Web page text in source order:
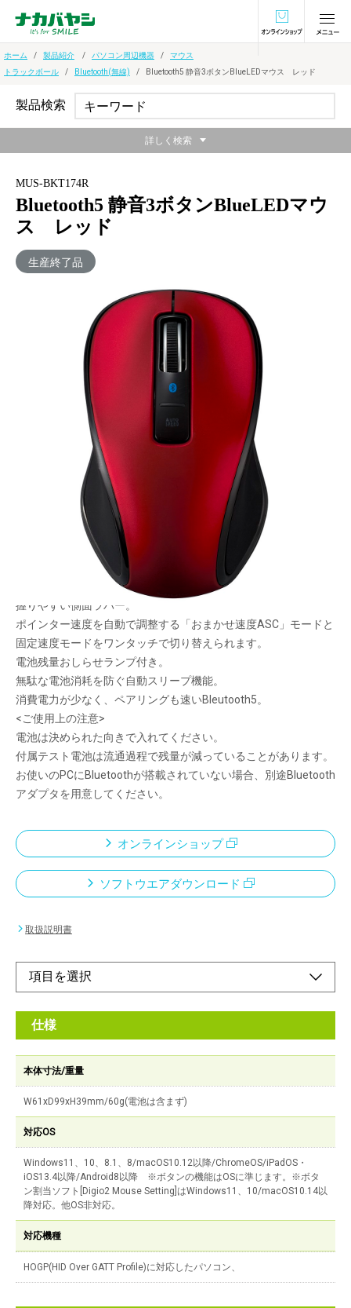
オンラインショ
ホーム 製品紹介 パソコン周辺機器
マウス
トラックボール
Bluetooth(無線) Bluetooth5 静音3ボタンBlueLEDマウス レッド
MUS-BKT174R
Bluetooth5 静音3ボタンBlueLEDマウ
ス レッド
生産終了品
静か。シンプル。
メーカー希望小売価格：
+ 税
生産終了品
シンプルな3ボタンマウス 。３つの通信方式をラインナップ。
どなたでも使いやすいクセのない左右対称デザイン。
全てのボタンを静音化。周りを気にせず作業に集中できます。
握りやすい側面ラバー。
ポインター速度を自動で調整する「おまかせ速度ASC」モードと
固定速度モードをワンタッチで切り替えられます。
電池残量おしらせランプ付き。
無駄な電池消耗を防ぐ自動スリープ機能。
消費電力が少なく、ペアリングも速いBleutooth5。
<ご使用上の注意>
電池は決められた向きで入れてください。
付属テスト電池は流通過程で残量が減っていることがあります。
お使いのPCにBluetoothが搭載されていない場合、別途Bluetooth
アダプタを用意してください。
オンラインショップ
ソフトウエアダウンロード
取扱説明書
仕様
本体寸法/重量
W61xD99xH39mm/60g(電池は含まず)
対応OS
Windows11、10、8.1、8/macOS10.12以降/ChromeOS/iPadOS・
iOS13.4以降/Android8以降 ※ボタンの機能はOSに準じます。※ボタ
ン割当ソフト[Digio2 Mouse Setting]はWindows11、10/macOS10.14以
降対応。他OS非対応。
対応機種
HOGP(HID Over GATT Profile)に対応したパソコン、
製品検索
詳しく検索